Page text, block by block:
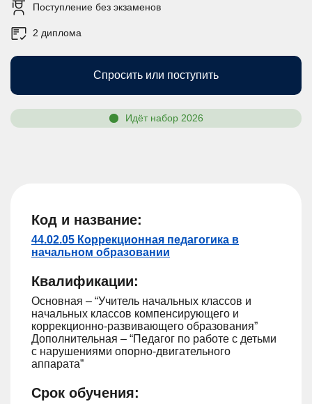
Поступление без экзаменов
2 диплома
Спросить или поступить
Идёт набор 2026
Код и название:
44.02.05 Коррекционная педагогика в
начальном образовании
Квалификации:
Основная – “Учитель начальных классов и
начальных классов компенсирующего и
коррекционно-развивающего образования”
Дополнительная – “Педагог по работе с детьми
с нарушениями опорно-двигательного
аппарата”
Срок обучения: